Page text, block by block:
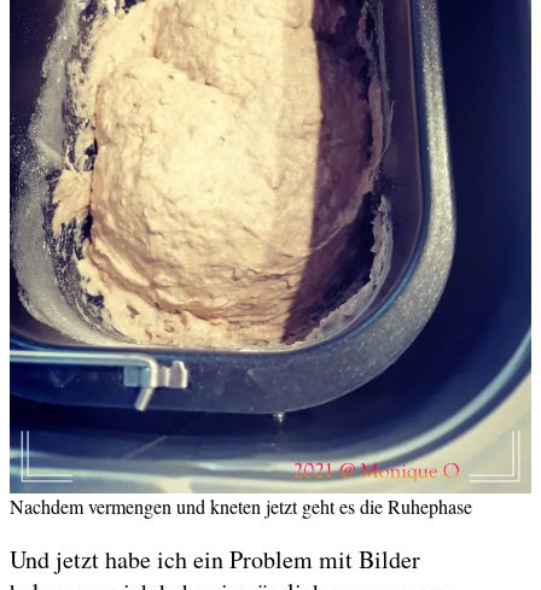
Nachdem vermengen und kneten jetzt geht es die Ruhephase
Und jetzt habe ich ein Problem mit Bilder